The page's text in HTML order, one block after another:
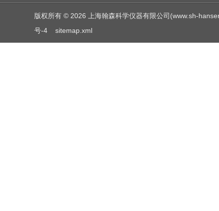
版权所有 © 2026 上海翰森科学仪器有限公司(www.sh-
号-4
sitemap.xml